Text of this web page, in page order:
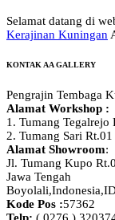
Selamat datang di
Kerajinan Kuningan
KONTAK AA GALLERY
Pengrajin Tembaga
Alamat Workshop :
1. Tumang Tegalrejo
2. Tumang Sari
Alamat Showroom:
Jl. Tumang Kupo
Jawa Tengah
Boyolali,Indonesia,
Kode Pos :57362
Telp: ( 0276 )